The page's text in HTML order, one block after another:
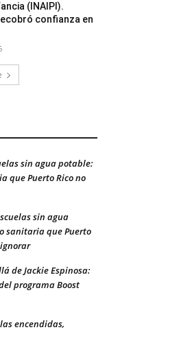
(INAIPI).
confianza en
sin agua potable:
que Puerto Rico no
sin agua
sanitaria que Puerto
de Jackie Espinosa:
programa Boost
encendidas,